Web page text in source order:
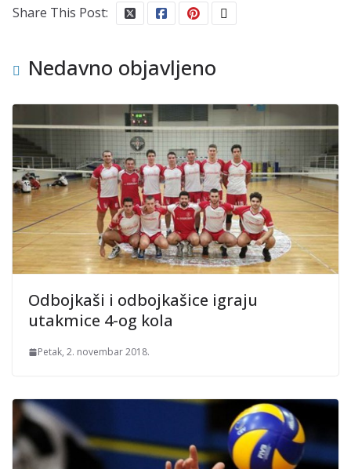
Share This Post:
Nedavno objavljeno
Odbojkaši i odbojkašice igraju
utakmice 4-og kola
Petak, 2. novembar 2018.